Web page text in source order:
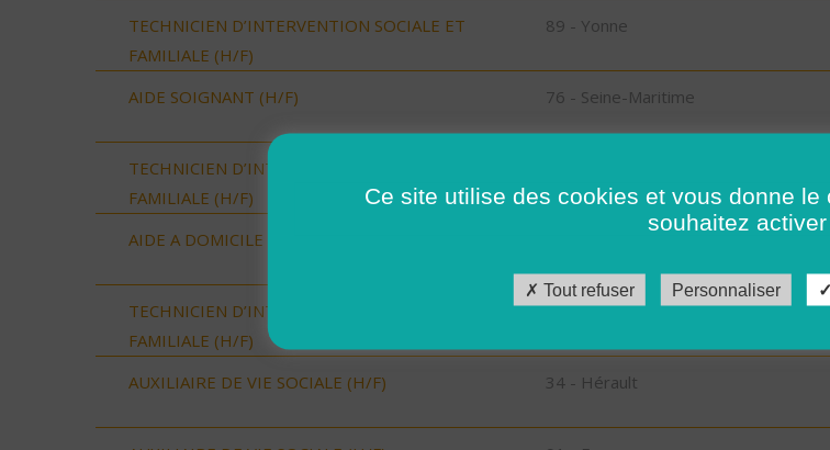
TECHNICIEN D’INTERVENTION SOCIALE ET
FAMILIALE (H/F)
89 - Yonne
AIDE SOIGNANT (H/F) 76 - Seine-Maritime
TECHNICIEN D’INTERVENTION SOCIALE ET
FAMILIALE (H/F)
AIDE A DOMICILE (H/F)
TECHNICIEN D’INTERVENTION SOCIALE ET
FAMILIALE (H/F)
92 - Hauts-de-Seine
AUXILIAIRE DE VIE SOCIALE (H/F) 34 - Hérault
Ce site utilise des cookies et vous donne
souhaitez activer
Tout refuser Personnaliser